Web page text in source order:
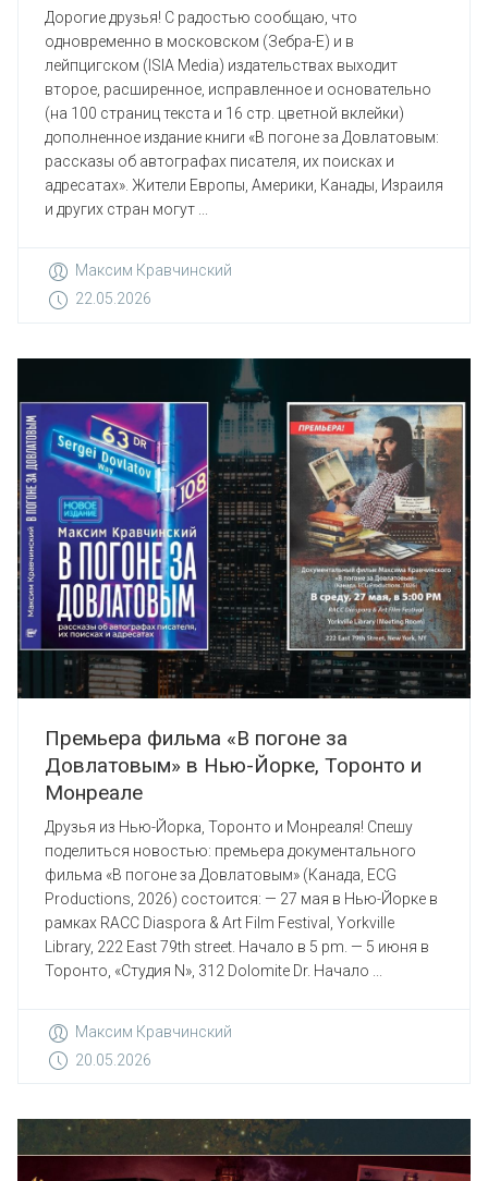
Дорогие друзья! С радостью сообщаю, что
одновременно в московском (Зебра-Е) и в
лейпцигском (ISIA Media) издательствах выходит
второе, расширенное, исправленное и основательно
(на 100 страниц текста и 16 стр. цветной вклейки)
дополненное издание книги «В погоне за Довлатовым:
рассказы об автографах писателя, их поисках и
адресатах». Жители Европы, Америки, Канады, Израиля
и других стран могут ...
Максим Кравчинский
22.05.2026
Премьера фильма «В погоне за
Довлатовым» в Нью-Йорке, Торонто и
Монреале
Друзья из Нью-Йорка, Торонто и Монреаля! Спешу
поделиться новостью: премьера документального
фильма «В погоне за Довлатовым» (Канада, ECG
Productions, 2026) состоится: — 27 мая в Нью-Йорке в
рамках RACC Diaspora & Art Film Festival, Yorkville
Library, 222 East 79th street. Начало в 5 pm. — 5 июня в
Торонто, «Студия N», 312 Dolomite Dr. Начало ...
Максим Кравчинский
20.05.2026